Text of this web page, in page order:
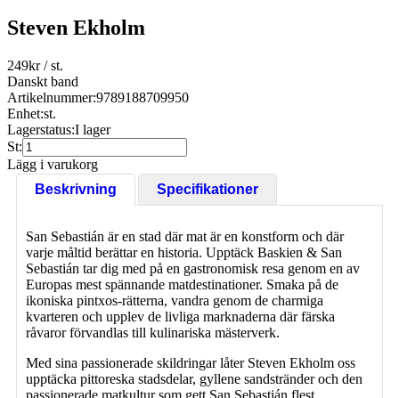
Steven Ekholm
249kr/ st.
Danskt band
Artikelnummer:9789188709950
Enhet:st.
Lagerstatus:I lager
St:
Lägg i varukorg
Beskrivning
Specifikationer
San Sebastián är en stad där mat är en konstform och där
varje måltid berättar en historia. Upptäck Baskien & San
Sebastián tar dig med på en gastronomisk resa genom en av
Europas mest spännande matdestinationer. Smaka på de
ikoniska pintxos-rätterna, vandra genom de charmiga
kvarteren och upplev de livliga marknaderna där färska
råvaror förvandlas till kulinariska mästerverk.
Med sina passionerade skildringar låter Steven Ekholm oss
upptäcka pittoreska stadsdelar, gyllene sandstränder och den
passionerade matkultur som gett San Sebastián flest